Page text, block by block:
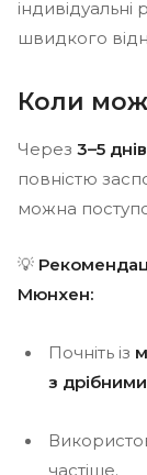
швидкого
Коли
Через 3–5 днів
повністю
можна
💡
Мюнхен:
Почніть із
з
частіше.